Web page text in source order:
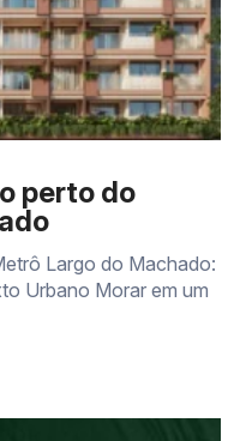
perto do
Largo do Machado:
Urbano Morar em um